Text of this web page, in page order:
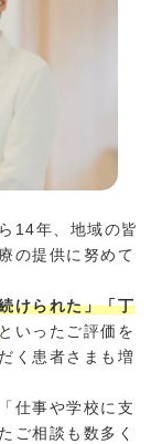
14年、地域の皆
の提供に努めて
けられた」「丁
といったご評価を
く患者さまも増
仕事や学校に支
ご相談も数多く